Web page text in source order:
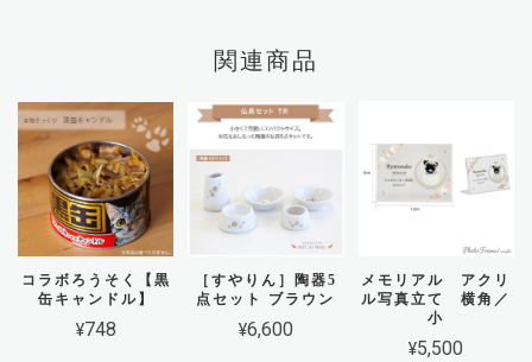
関連商品
コラボろうそく【黒
缶キャンドル】
¥748
［すやりん］陶器5
点セット ブラウン
¥6,600
メモリアル アクリ
ル写真立て 横角／
小
¥5,500